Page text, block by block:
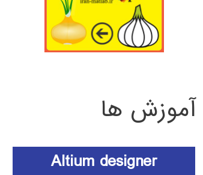
آموزش ها
Altium designer